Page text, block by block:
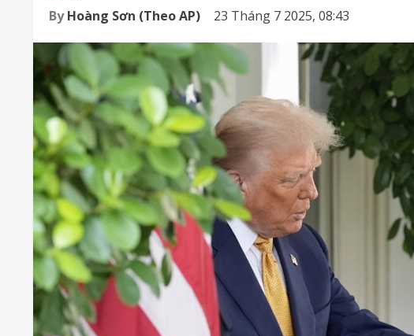
ByHoàng Sơn (Theo AP) 23 Tháng 7 2025, 08:43